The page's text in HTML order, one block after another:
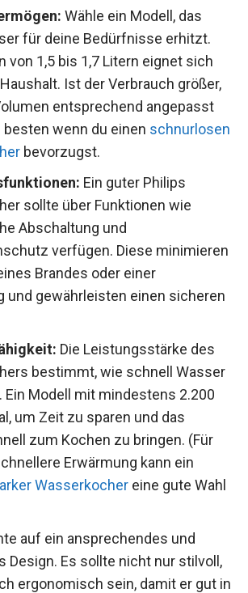
Wähle ein Modell, das
für deine Bedürfnisse erhitzt.
von 1,5 bis 1,7 Litern eignet sich
Ist der Verbrauch größer,
entsprechend angepasst
besten wenn du einen schnurlosen
bevorzugst.
Ein guter Philips
sollte über Funktionen wie
Abschaltung und
verfügen. Diese minimieren
Brandes oder einer
und gewährleisten einen sicheren
Die Leistungsstärke des
bestimmt, wie schnell Wasser
Ein Modell mit mindestens 2.200
um Zeit zu sparen und das
zum Kochen zu bringen. (Für
Erwärmung kann ein
Wasserkocher eine gute Wahl
auf ein ansprechendes und
Design. Es sollte nicht nur stilvoll,
ergonomisch sein, damit er gut in